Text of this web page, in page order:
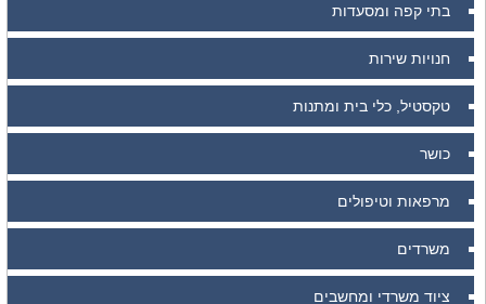
בתי קפה ומסעדות
חנויות שירות
טקסטיל, כלי בית ומתנות
כושר
מרפאות וטיפולים
משרדים
ציוד משרדי ומחשבים